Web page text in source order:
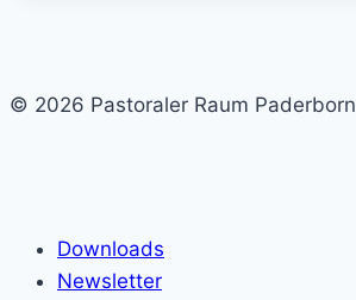
© 2026 Pastoraler Raum Paderborn
Downloads
Newsletter